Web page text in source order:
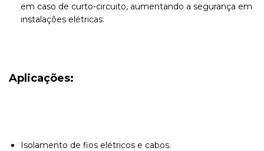
em caso de curto-circuito, aumentando a segurança em
instalações elétricas.
Aplicações:
Isolamento de fios elétricos e cabos.